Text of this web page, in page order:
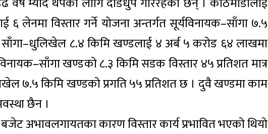
६ लेनमा विस्तार गर्ने योजना अन्तर्गत सूर्यविनायक–साँगा ७.५
८.४ किमि खण्डलाई ४ अर्ब ५ करोड ६४ लाखमा
खण्डको ८.३ किमि सडक विस्तार ४५ प्रतिशत मात्र
७.५ किमि खण्डको प्रगति ५५ प्रतिशत छ । दुवै खण्डमा काम
छैन ।
अभावलगायतका कारण विस्तार कार्य प्रभावित भएको थियो